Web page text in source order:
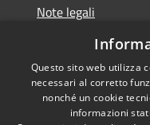
Note legali
Dichiarazione di
Questo sito web utilizza
necessari al corretto
nonché un cookie
informazioni